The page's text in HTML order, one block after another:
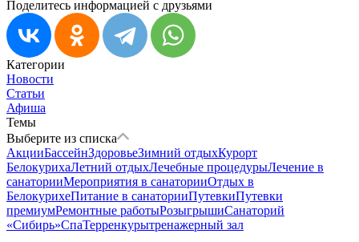
Поделитесь информацией с друзьями
Категории
Новости
Статьи
Афиша
Темы
Выберите из списка
АкцииБассейнЗдоровьеЗимний отдыхКурорт
БелокурихаЛетний отдыхЛечебные процедурыЛечение в
санаторииМероприятия в санаторииОтдых в
БелокурихеПитание в санаторииПутевкиПутевки
премиумРемонтные работыРозыгрышиСанаторий
«Сибирь»СпаТерренкурытренажерный зал